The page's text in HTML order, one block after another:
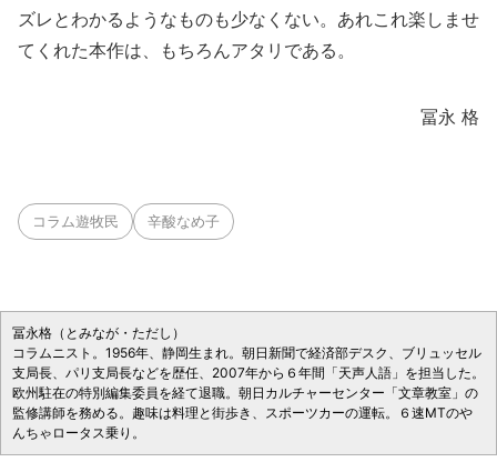
ズレとわかるようなものも少なくない。あれこれ楽しませ
てくれた本作は、もちろんアタリである。
冨永 格
コラム遊牧民 辛酸なめ子
冨永格（とみなが・ただし）
コラムニスト。1956年、静岡生まれ。朝日新聞で経済部デスク、ブリュッセル
支局長、パリ支局長などを歴任、2007年から６年間「天声人語」を担当した。
欧州駐在の特別編集委員を経て退職。朝日カルチャーセンター「文章教室」の
監修講師を務める。趣味は料理と街歩き、スポーツカーの運転。６速MTのや
んちゃロータス乗り。